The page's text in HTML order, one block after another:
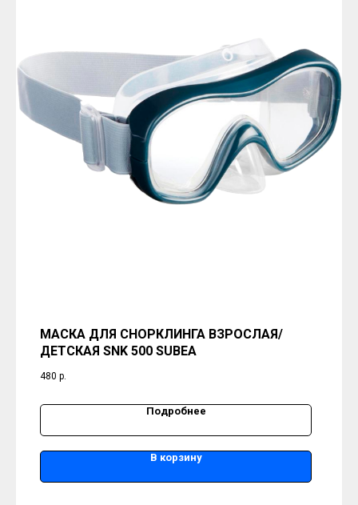
МАСКА ДЛЯ СНОРКЛИНГА ВЗРОСЛАЯ/
ДЕТСКАЯ SNK 500 SUBEA
480 р.
Подробнее
В корзину